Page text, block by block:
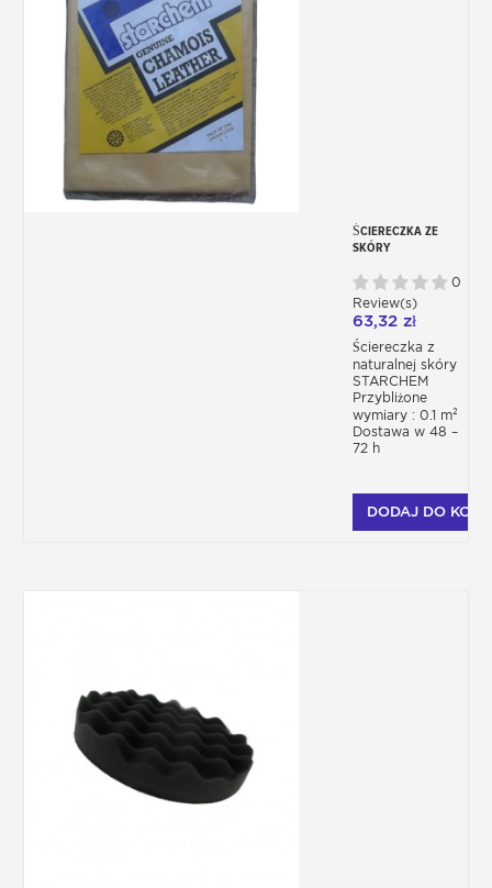
ŚCIERECZKA ZE
SKÓRY
0
Review(s)
63,32 zł
Ściereczka z
naturalnej skóry
STARCHEM
Przybliżone
wymiary : 0.1 m²
Dostawa w 48 –
72 h
DODAJ DO